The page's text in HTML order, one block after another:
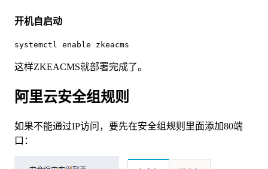
开机自启动
systemctl enable zkeacms
这样ZKEACMS就部署完成了。
阿里云安全组规则
如果不能通过IP访问，要先在安全组规则里面添加80端
口：